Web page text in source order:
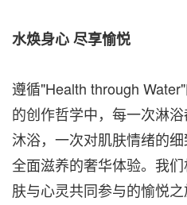
水焕身心 尽享愉悦
遵循"Health through
的创作哲学中，每一次淋
沐浴，一次对肌肤情绪的
全面滋养的奢华体验。我
肤与心灵共同参与的愉悦之